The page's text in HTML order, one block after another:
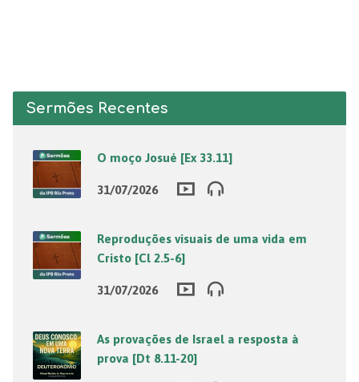
Sermões Recentes
O moço Josué [Ex 33.11]
31/07/2026
Reproduções visuais de uma vida em
Cristo [Cl 2.5-6]
31/07/2026
As provações de Israel a resposta à
prova [Dt 8.11-20]